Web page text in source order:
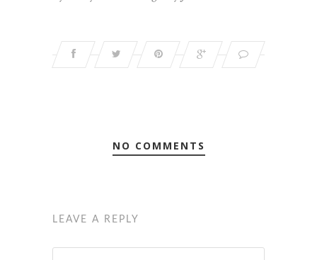
NO COMMENTS
LEAVE A REPLY